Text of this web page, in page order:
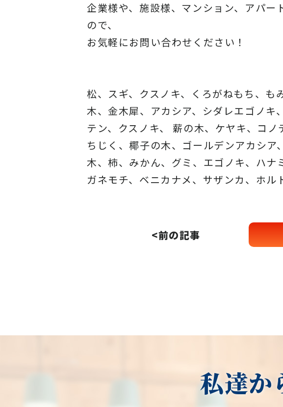
企業様や、施設様、マンション、アパー
ので、
お気軽にお問い合わせください！
松、スギ、クスノキ、くろがねもち、も
木、金木犀、アカシア、 シダレエゴノキ
テン、クスノキ、 薪の木、ケヤキ、コノ
ちじく、椰子の木、 ゴールデンアカシア
木、柿、みかん、グミ、 エゴノキ、ハナ
ガネモチ、ベニカナメ、サザンカ、ホル
<前の記事
私達か